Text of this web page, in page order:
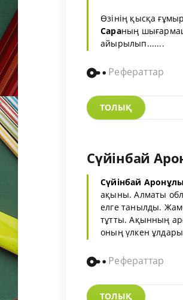
Өзінің қысқа
Сараның
айырылып.......
Рефераттар
ТОЛЫҚ
Сүйінбай
Сүйінбай Аронұлы
ақыны. Алматы
елге танылды.
тұтты. Ақынның
оның үлкен
Рефераттар
ТОЛЫҚ